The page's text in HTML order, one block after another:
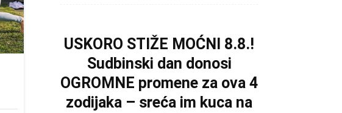
USKORO STIŽE MOĆNI 8.8.!
Sudbinski dan donosi
OGROMNE promene za ova 4
zodijaka – sreća im kuca na